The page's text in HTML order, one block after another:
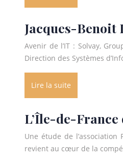
Jacques-
Avenir de l’IT : Solvay,
Direction des Systèmes
Lire la suite
L’Île-de-
Une étude de
revient au cœur de la